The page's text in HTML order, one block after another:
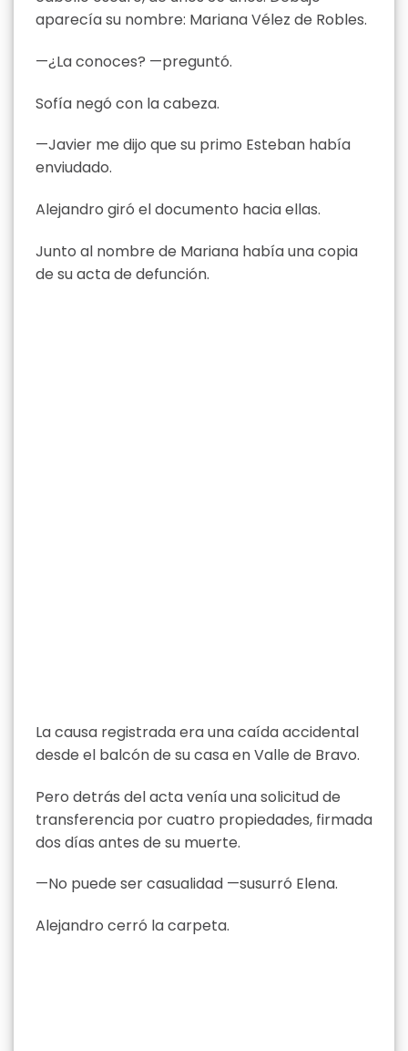
aparecía su nombre: Mariana Vélez de Robles.
—¿La conoces? —preguntó.
Sofía negó con la cabeza.
—Javier me dijo que su primo Esteban había
enviudado.
Alejandro giró el documento hacia ellas.
Junto al nombre de Mariana había una copia
de su acta de defunción.
La causa registrada era una caída accidental
desde el balcón de su casa en Valle de Bravo.
Pero detrás del acta venía una solicitud de
transferencia por cuatro propiedades, firmada
dos días antes de su muerte.
—No puede ser casualidad —susurró Elena.
Alejandro cerró la carpeta.